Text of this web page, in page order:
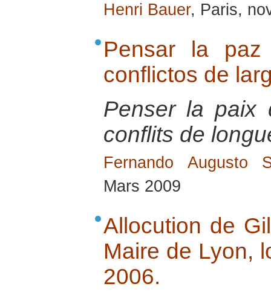
Henri Bauer, Paris,
Pensar la
conflictos de
Penser la paix
conflits de
Fernando Augusto
Mars 2009
Allocution de
Maire de Lyon,
2006.